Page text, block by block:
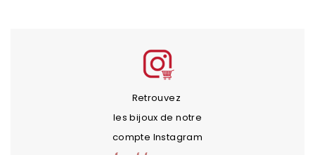
Retrouvez
les bijoux de notre
compte Instagram